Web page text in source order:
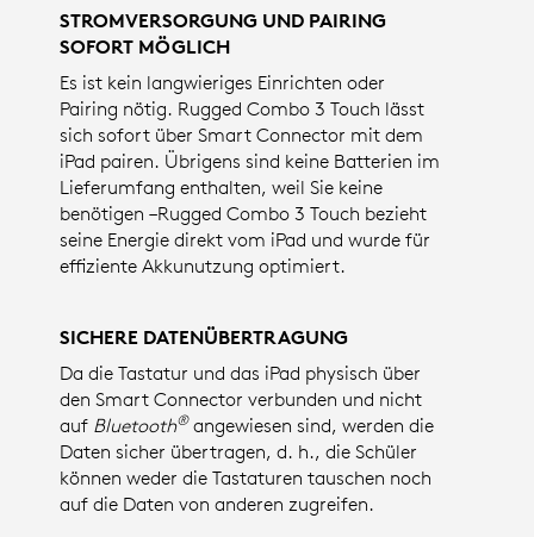
STROMVERSORGUNG UND PAIRING
SOFORT MÖGLICH
Es ist kein langwieriges Einrichten oder
Pairing nötig. Rugged Combo 3 Touch lässt
sich sofort über Smart Connector mit dem
iPad pairen. Übrigens sind keine Batterien im
Lieferumfang enthalten, weil Sie keine
benötigen –Rugged Combo 3 Touch bezieht
seine Energie direkt vom iPad und wurde für
effiziente Akkunutzung optimiert.
SICHERE DATENÜBERTRAGUNG
Da die Tastatur und das iPad physisch über
den Smart Connector verbunden und nicht
auf Bluetooth®angewiesen sind, werden die
Daten sicher übertragen, d. h., die Schüler
können weder die Tastaturen tauschen noch
auf die Daten von anderen zugreifen.